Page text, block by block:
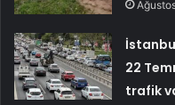
22
trafik